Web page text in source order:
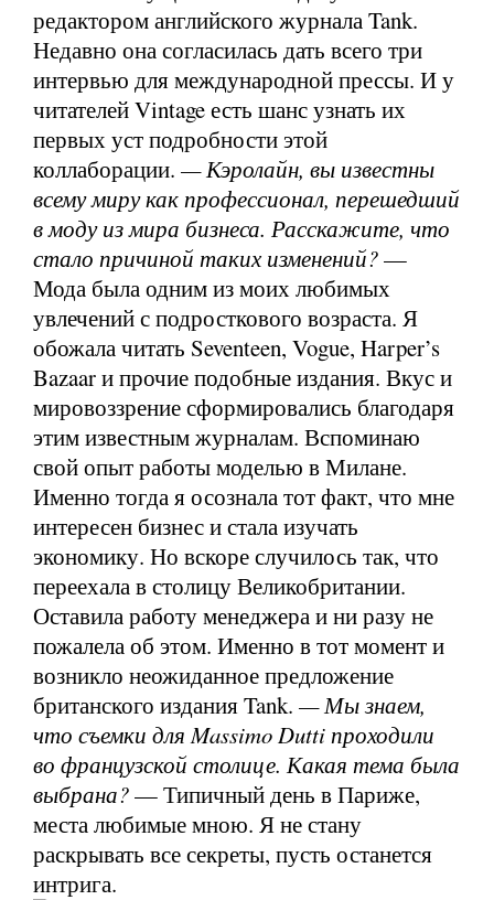
редактором английского журнала Tank.
Недавно она согласилась дать всего три
интервью для международной прессы. И у
читателей Vintage есть шанс узнать их
первых уст подробности этой
коллаборации. — Кэролайн, вы известны
всему миру как профессионал, перешедший
в моду из мира бизнеса. Расскажите, что
стало причиной таких изменений?—
Мода была одним из моих любимых
увлечений с подросткового возраста. Я
обожала читать Seventeen, Vogue, Harper’s
Bazaar и прочие подобные издания. Вкус и
мировоззрение сформировались благодаря
этим известным журналам. Вспоминаю
свой опыт работы моделью в Милане.
Именно тогда я осознала тот факт, что мне
интересен бизнес и стала изучать
экономику. Но вскоре случилось так, что
переехала в столицу Великобритании.
Оставила работу менеджера и ни разу не
пожалела об этом. Именно в тот момент и
возникло неожиданное предложение
британского издания Tank. — Мы знаем,
что съемки для Massimo Dutti проходили
во французской столице. Какая тема была
выбрана?— Типичный день в Париже,
места любимые мною. Я не стану
раскрывать все секреты, пусть останется
интрига.